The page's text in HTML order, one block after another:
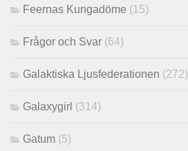
Feernas Kungadöme (15)
Frågor och Svar (64)
Galaktiska Ljusfederationen (272)
Galaxygirl (314)
Gatum (5)